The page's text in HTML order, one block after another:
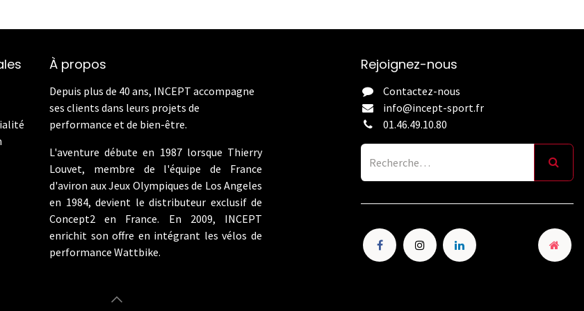
À propos
Depuis plus de 40 ans, INCEPT accompagne
ses clients dans leurs projets de
performance et de bien-être.
L'aventure débute en 1987 lorsque Thierry
Louvet, membre de l'équipe de France
d'aviron aux Jeux Olympiques de Los Angeles
en 1984, devient le distributeur exclusif de
Concept2 en France. En 2009, INCEPT
enrichit son offre en intégrant les vélos de
performance Wattbike.
Rejoignez-nous
Contactez-nous
info@incept-sport.fr
01.46.49.10.80